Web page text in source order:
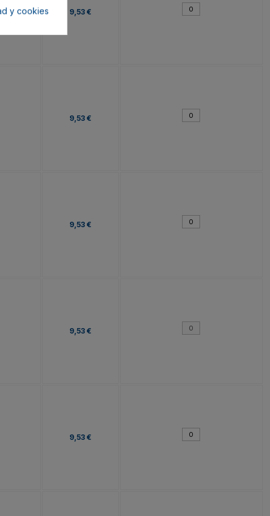
9,53 €
9,53 €
9,53 €
9,53 €
9,53 €
y cookies